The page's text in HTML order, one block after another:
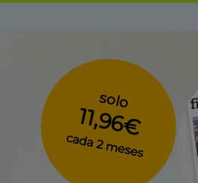
solo
11,96€
cada 2 meses